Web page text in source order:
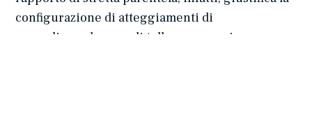
configurazione di atteggiamenti di
accondiscendenza e di tolleranza pur in presenza